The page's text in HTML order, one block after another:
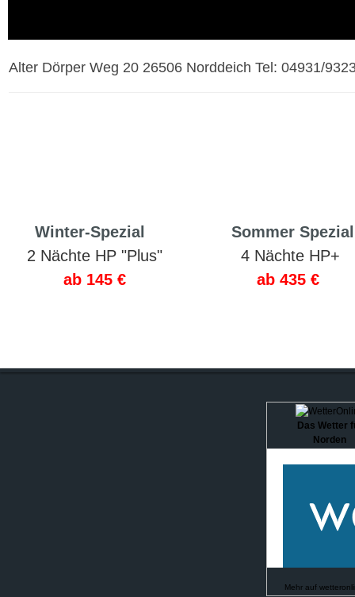
Alter Dörper Weg 20 26506 Norddeich Tel: 04931/
Winter-Spezial
2 Nächte HP "Plus"a
ab 145 €
Sommer Spezial
4 Nächte HP+
ab 435 €
Das Wetter
Norden
Mehr auf